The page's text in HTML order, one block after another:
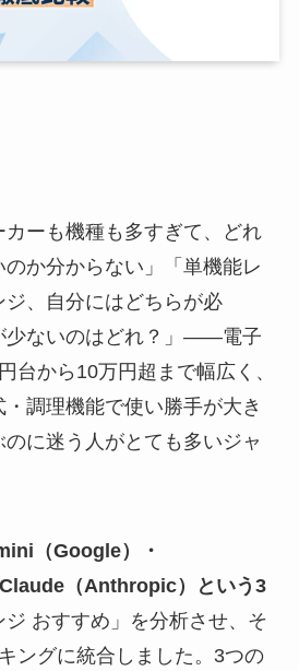
カーも機種も多すぎて、どれ
か分からない」「単機能レ
ジ、自分にはどちらが必
少ないのはどれ？」——電子
台から10万円超まで幅広く、
調理機能で使い勝手が大き
のに迷う人がとても多いジャ
（Google）・
（Anthropic）という3
ジ おすすめ」を分析させ、そ
ングに統合しました。3つの